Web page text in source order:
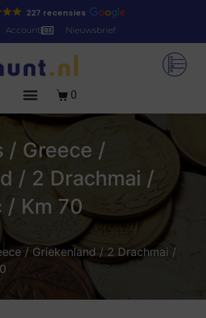
227 recensies
Account Nieuwsbrief
0
/ Greece /
/ 2 Drachmai /
/ Km 70
/ Griekenland / 2 Drachmai /